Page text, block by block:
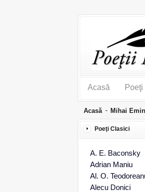
Acasă Poeţi
Acasă Mihai
Poeţi Clasici
A. E. Baconsky
Adrian Maniu
Al. O.
Alecu Donici